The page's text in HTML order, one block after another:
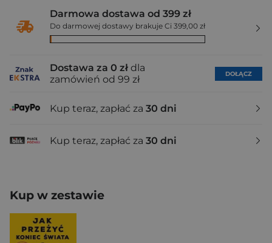
Darmowa dostawa od 399 zł
Do darmowej dostawy brakuje Ci 399,00 zł
Dostawa za 0 zł dla
zamówień od 99 zł
DOŁĄCZ
Kup teraz, zapłać za 30 dni
Kup teraz, zapłać za 30 dni
Kup w zestawie